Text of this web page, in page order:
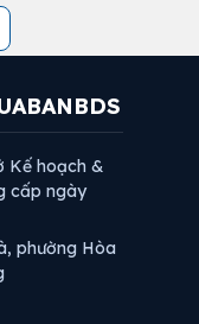
Kế hoạch &
cấp ngày
phường Hòa